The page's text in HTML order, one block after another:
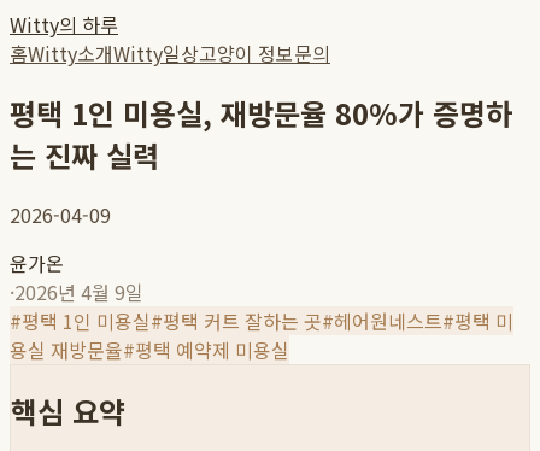
Witty의 하루
홈Witty소개Witty일상고양이 정보문의
평택 1인 미용실, 재방문율 80%가 증명하
는 진짜 실력
2026-04-09
윤가온
·2026년 4월 9일
#평택 1인 미용실#평택 커트 잘하는 곳#헤어원네스트#평택 미
용실 재방문율#평택 예약제 미용실
핵심 요약